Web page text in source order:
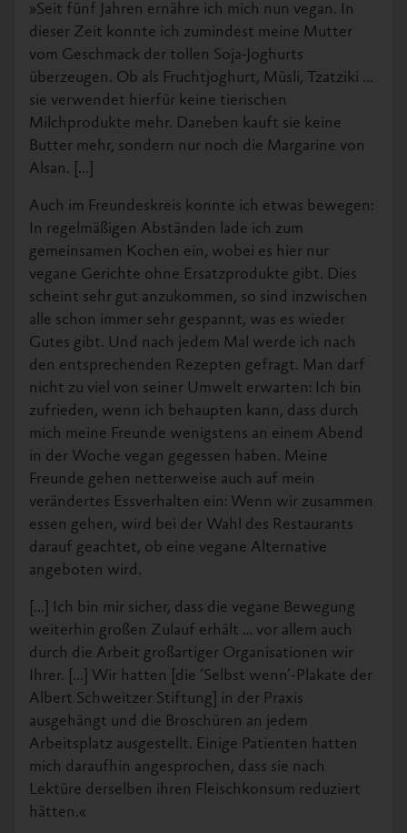
»Seit fünf Jahren ernähre ich mich nun vegan. In
dieser Zeit konnte ich zumindest meine Mutter
vom Geschmack der tollen Soja-Joghurts
überzeugen. Ob als Fruchtjoghurt, Müsli, Tzatziki ...
sie verwendet hierfür keine tierischen
Milchprodukte mehr. Daneben kauft sie keine
Butter mehr, sondern nur noch die Margarine von
Alsan. [...]
Auch im Freundeskreis konnte ich etwas bewegen:
In regelmäßigen Abständen lade ich zum
gemeinsamen Kochen ein, wobei es hier nur
vegane Gerichte ohne Ersatzprodukte gibt. Dies
scheint sehr gut anzukommen, so sind inzwischen
alle schon immer sehr gespannt, was es wieder
Gutes gibt. Und nach jedem Mal werde ich nach
den entsprechenden Rezepten gefragt. Man darf
nicht zu viel von seiner Umwelt erwarten: Ich bin
zufrieden, wenn ich behaupten kann, dass durch
mich meine Freunde wenigstens an einem Abend
in der Woche vegan gegessen haben. Meine
Freunde gehen netterweise auch auf mein
verändertes Essverhalten ein: Wenn wir zusammen
essen gehen, wird bei der Wahl des Restaurants
darauf geachtet, ob eine vegane Alternative
angeboten wird.
[...] Ich bin mir sicher, dass die vegane Bewegung
weiterhin großen Zulauf erhält … vor allem auch
durch die Arbeit großartiger Organisationen wir
Ihrer. [...] Wir hatten [die ‘Selbst wenn’-Plakate der
Albert Schweitzer Stiftung] in der Praxis
ausgehängt und die Broschüren an jedem
Arbeitsplatz ausgestellt. Einige Patienten hatten
mich daraufhin angesprochen, dass sie nach
Lektüre derselben ihren Fleischkonsum reduziert
hätten.«